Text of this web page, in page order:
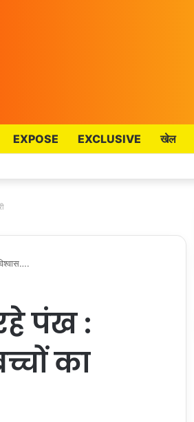
EXPOSE EXCLUSIVE खेल
पंख :
का